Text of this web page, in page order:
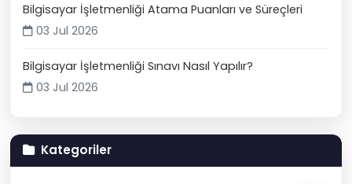
Bilgisayar İşletmenliği Atama Puanları ve Süreçleri
03 Jul 2026
Bilgisayar İşletmenliği Sınavı Nasıl Yapılır?
03 Jul 2026
Kategoriler